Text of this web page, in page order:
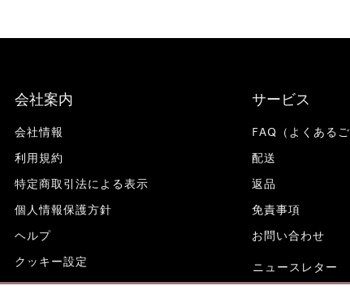
会社案内
会社情報
利用規約
特定商取引法による表示
個人情報保護方針
ヘルプ
クッキー設定
サービス
FAQ（よくある
配送
返品
免責事項
お問い合わせ
ニュースレター